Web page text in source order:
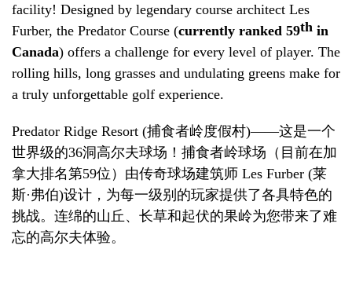
facility! Designed by legendary course architect Les
Furber, the Predator Course (currently ranked 59th in
Canada) offers a challenge for every level of player. The
rolling hills, long grasses and undulating greens make for
a truly unforgettable golf experience.
Predator Ridge Resort (捕食者岭度假村)——这是一个
世界级的36洞高尔夫球场 ！捕食者岭球场 （ 目前在加
拿大排名第59位 ） 由传奇球场建筑师 Les Furber (莱
斯·弗伯)设计 ， 为每一级别的玩家提供了各具特色的
挑战。连绵的山丘、长草和起伏的果岭为您带来了难
忘的高尔夫体验。